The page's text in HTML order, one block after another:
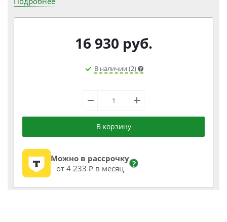
16 930 руб.
В наличии (2)
В корзину
Можно в рассрочку
от 4 233 ₽ в месяц
?